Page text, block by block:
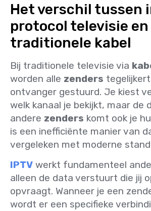
Het verschil tussen
protocol televisie en
traditionele kabel
Bij traditionele televisie via
worden alle zenders
ontvanger gestuurd. Je kiest
welk kanaal je bekijkt, maar de
andere zenders komt ook je
is een inefficiënte manier van
vergeleken met moderne
IPTV werkt fundamenteel
alleen de data verstuurt die jij
opvraagt. Wanneer je een
wordt er een specifieke